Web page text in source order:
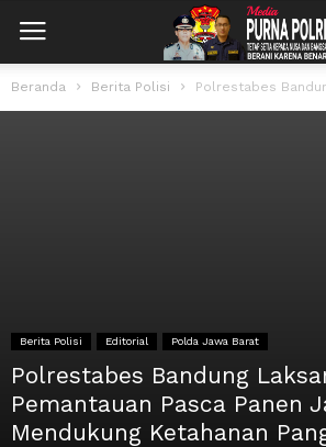
Beranda Berita Polisi Polrestabes Bandung Laksanakan Pemantauan
Berita Polisi Editorial Polda Jawa Barat
Polrestabes Bandung
Pemantauan Pasca Panen
Mendukung Ketahanan